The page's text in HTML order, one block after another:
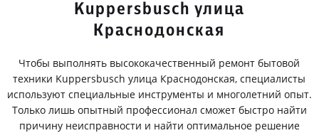
Kuppersbusch улица
Краснодонская
Чтобы выполнять высококачественный ремонт бытовой
техники Kuppersbusch улица Краснодонская, специалисты
используют специальные инструменты и многолетний опыт.
Только лишь опытный профессионал сможет быстро найти
причину неисправности и найти оптимальное решение